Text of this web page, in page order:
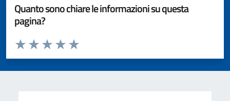
Quanto sono chiare le informazioni su questa
pagina?
Valuta da 1 a 5 stelle la pagina
Valuta 5 stelle su 5
Valuta 4 stelle su 5
Valuta 3 stelle su 5
Valuta 2 stelle su 5
Valuta 1 stelle su 5